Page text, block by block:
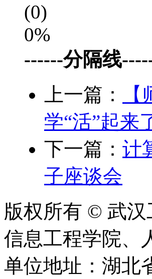
(0)
0%
------分隔线
上一篇：
学“活”起来
下一篇： 计
子座谈会
版权所有 © 武
信息工程学院、
单位地址：湖北